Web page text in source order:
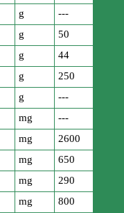
g
---
g
50
g
44
g
250
g
---
mg
---
mg
2600
mg
650
mg
290
mg
800